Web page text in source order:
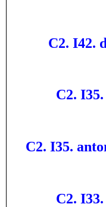
C2. I42.
C2.
C2. I35.
C2.